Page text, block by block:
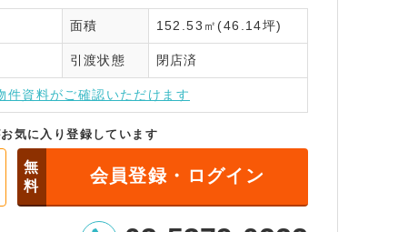
ンはこちら
面積 152.53㎡(46.14坪)
引渡状態 閉店済
件資料がご確認いただけます
お気に入り登録しています
無
料
会員登録・ログイン